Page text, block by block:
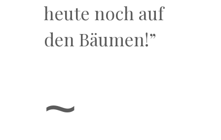
heute noch auf
den Bäumen!”
~